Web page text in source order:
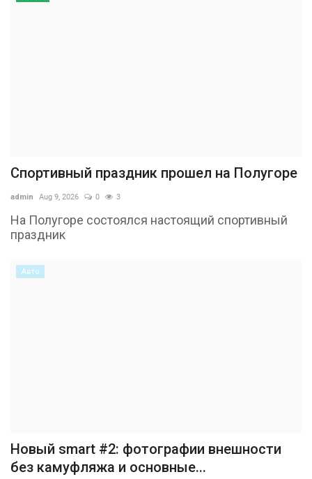
Спортивный праздник прошел на Полугоре
admin Aug 9, 2026 0 3
На Полугоре состоялся настоящий спортивный
праздник
Авто
Новый smart #2: фотографии внешности
без камуфляжа и основные...